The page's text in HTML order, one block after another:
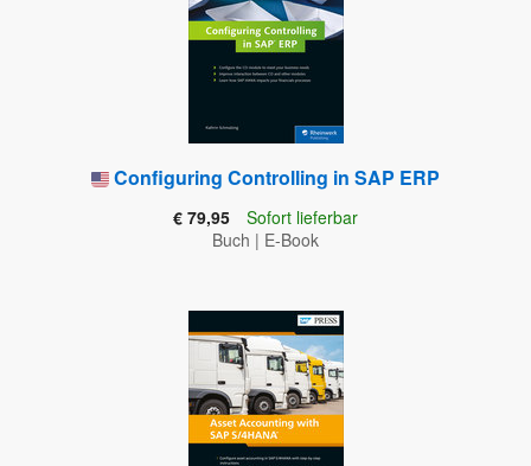
Configuring Controlling in SAP ERP
€ 79,95
Sofort lieferbar
Buch | E-Book